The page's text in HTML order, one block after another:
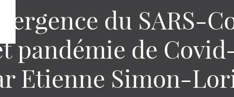
du SARS-
pandémie de
Etienne Simon-